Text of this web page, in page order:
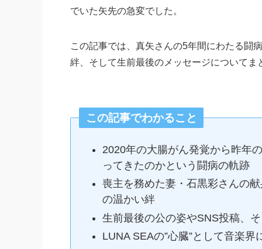
でいた矢先の急変でした。
この記事では、真矢さんの5年間にわたる闘
絆、そして生前最後のメッセージについてま
この記事でわかること
2020年の大腸がん発覚から昨年
ってきたのかという闘病の軌跡
喪主を務めた妻・石黒彩さんの
の温かい絆
生前最後の公の姿やSNS投稿、
LUNA SEAの”心臓”として音楽